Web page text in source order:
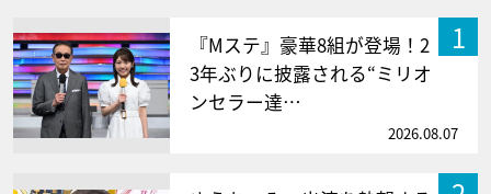
1
『Mステ』豪華8組が登場！2
3年ぶりに披露される“ミリオ
ンセラー達…
2026.08.07